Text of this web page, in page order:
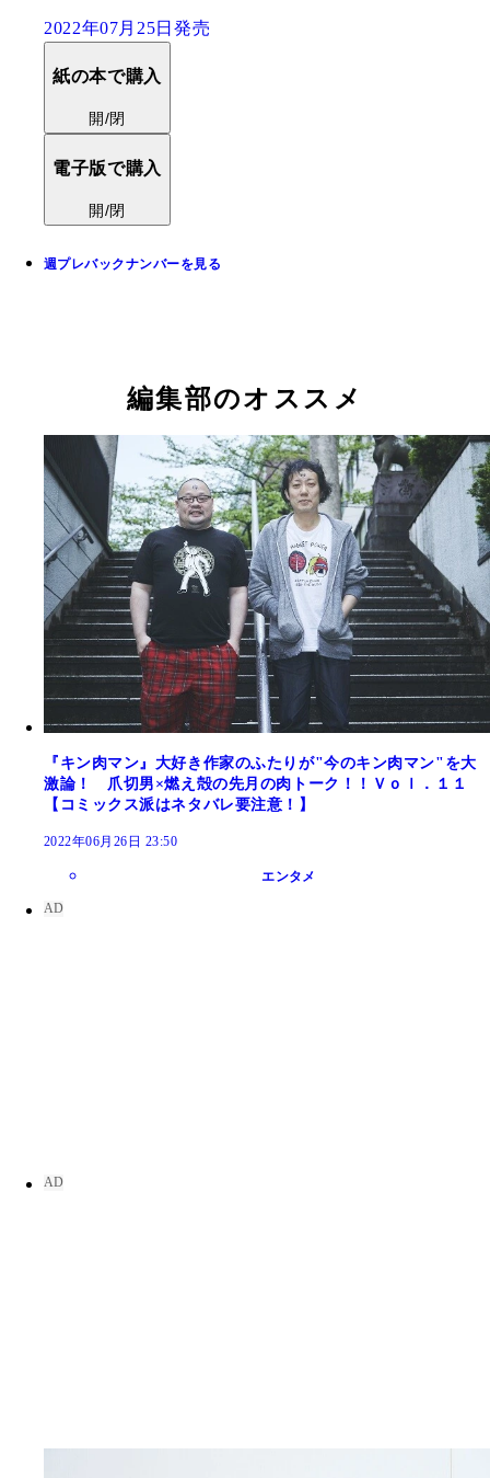
2022年07月25日発売
紙の本で購入
開/閉
電子版で購入
開/閉
週プレバックナンバーを見る
編集部のオススメ
『キン肉マン』大好き作家のふたりが"今のキン肉マン"を大
激論！ 爪切男×燃え殻の先月の肉トーク！！Ｖｏｌ．１１
【コミックス派はネタバレ要注意！】
2022年06月26日 23:50
エンタメ